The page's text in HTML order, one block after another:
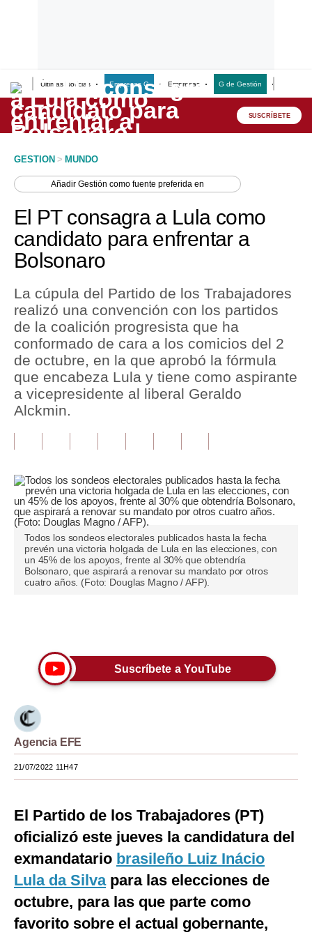
Últimas Noticias Empresas G Empresas G de Gestión
Lo último
Peru Quiosco
Economía
Mercados
Política
Tu Dinero
Finanzas Personales
Inmobiliarias
Opinión
Editorial
Pregunta de hoy
Blogs
Tendencias
Lujo
Estilos
EEUU
México
Internacional
Tecnología
G de Gestión
SUSCRÍBETE
GESTION > MUNDO
AñadirGestión como fuente preferida en
El PT consagra a Lula como
candidato para enfrentar a
Bolsonaro
La cúpula del Partido de los Trabajadores
realizó una convención con los partidos
de la coalición progresista que ha
conformado de cara a los comicios del 2
de octubre, en la que aprobó la fórmula
que encabeza Lula y tiene como aspirante
a vicepresidente al liberal Geraldo
Alckmin.
Todos los sondeos electorales publicados hasta la fecha
prevén una victoria holgada de Lula en las elecciones, con
un 45% de los apoyos, frente al 30% que obtendría
Bolsonaro, que aspirará a renovar su mandato por otros
cuatro años. (Foto: Douglas Magno / AFP).
Suscríbete a YouTube
Agencia EFE
21/07/2022 11H47
El Partido de los Trabajadores (PT)
oficializó este jueves la candidatura del
exmandatario brasileño Luiz Inácio
Lula da Silvapara las elecciones de
octubre, para las que parte como
favorito sobre el actual gobernante,